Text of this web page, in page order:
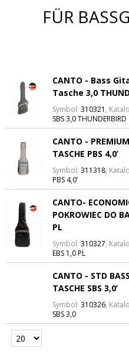
FÜR
CANTO - Bass
Tasche 3,0
Symbol: 310321 ,
SBS 3,0 THUNDERBIRD
CANTO -
TASCHE PBS 4,0’
Symbol: 311318,
PBS 4,0’
CANTO-
POKROWIEC DO
PL
Symbol: 310327,
EBS 1,0 PL
CANTO - STD
TASCHE SBS 3,0’
Symbol: 310326,
SBS 3,0